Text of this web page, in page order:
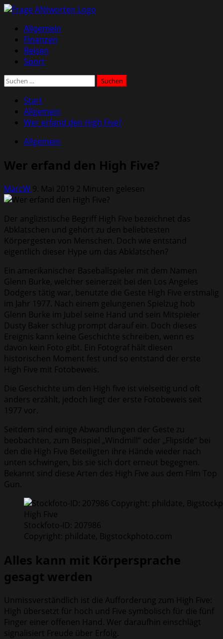
Zum
springen
Primäres
Menü
Allgemein
Finanzen
Reisen
Sport
Suchen
Start
Allgemein
Wer erfand den High Five?
Allgemein
Wer erfand den High Five?
MarcW 9. Mai 2019 2 Minuten gelesen
Der anglizistische Begriff High Five bezeichnet das
Abklatschen und gehört zu den beliebtesten
Körpergesten von Menschen. Doch wie entstand
eigentlich dieser Hype um das Abklatschen?
Ein amerikanischer Baseballspieler mit dem Namen
Glenn Burke, welcher seinerzeit bei den Los Angeles
Dodgers tätig war, benutzte die Geste High Five erstmalig
im Jahr 1977. Nach einem gelungenen Spielzug hob
Glenn Burke im Jubel seine Hand und sein Mitspieler
Dusty Baker schlug prompt darauf ein. Doch dieses
Ereignis kann keine Geschichte schreiben, wenn es
davon kein Foto gibt. Ein Fotograf hält diesen
historischen Moment fest und so entstand der erste
High Five mit Fotobeweis.
Die Geschichte um den High five ist vielseitig und oft
anders erzählt, jedoch liegt der erste Fotobeweis seit
1977 vor.
Seitdem sind einige Abwandlungen der Geste zu
beobachten, zum Beispiel „Windmill“ oder „Flipside“ bei
den die High Five Beteiligten ihre Hände wieder nach
unten schwingen, bis sie sich dort erneut begegnen.
Bekannt sind diese Arten des High Five aus dem Film Top
Gun.
High Five
Stockfoto-ID: 207986
Copyright: phildate, Bigstockphoto.com
Alles kann mit Körpersprache
gesagt werden
Unmissverständlich ist die Aufforderung zum High Five:
High übersetzt für hoch und Five symbolisch für die fünf
Finger einer offenen Hand. Wer daraufhin einschlägt
signalisiert Freude über Erfolg.